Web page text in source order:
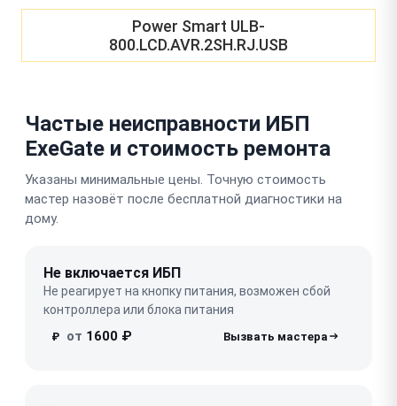
Power Smart ULB-
800.LCD.AVR.2SH.RJ.USB
Частые неисправности ИБП
ExeGate и стоимость ремонта
Указаны минимальные цены. Точную стоимость
мастер назовёт после бесплатной диагностики на
дому.
Не включается ИБП
Не реагирует на кнопку питания, возможен сбой
контроллера или блока питания
₽ от 1600 ₽